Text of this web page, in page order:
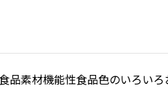
品素材機能性食品色のいろいろ